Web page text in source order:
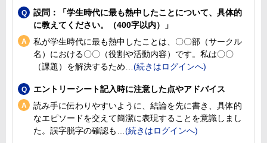
設問：「学生時代に最も熱中したことについて、具体的
に教えてください。（400字以内）」
私が学生時代に最も熱中したことは、〇〇部（サークル
名）における〇〇（役割や活動内容）です。私は〇〇
（課題）を解決するため
エントリーシート記入時に注意した点やアドバイス
読み手に伝わりやすいように、結論を先に書き、具体的
なエピソードを交えて簡潔に表現することを意識しまし
た。誤字脱字の確認も